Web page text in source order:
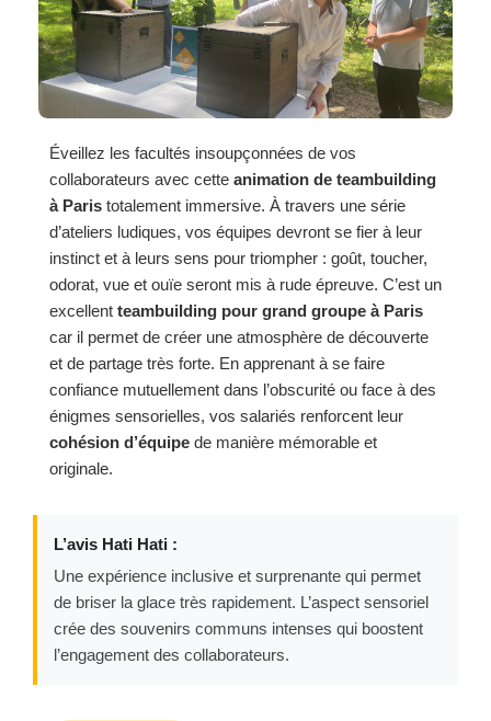
Éveillez les facultés insoupçonnées de vos
collaborateurs avec cette animation de teambuilding
à Paris totalement immersive. À travers une série
d’ateliers ludiques, vos équipes devront se fier à leur
instinct et à leurs sens pour triompher : goût, toucher,
odorat, vue et ouïe seront mis à rude épreuve. C’est un
excellent teambuilding pour grand groupe à Paris
car il permet de créer une atmosphère de découverte
et de partage très forte. En apprenant à se faire
confiance mutuellement dans l’obscurité ou face à des
énigmes sensorielles, vos salariés renforcent leur
cohésion d’équipe de manière mémorable et
originale.
L’avis Hati Hati :
Une expérience inclusive et surprenante qui permet
de briser la glace très rapidement. L’aspect sensoriel
crée des souvenirs communs intenses qui boostent
l’engagement des collaborateurs.